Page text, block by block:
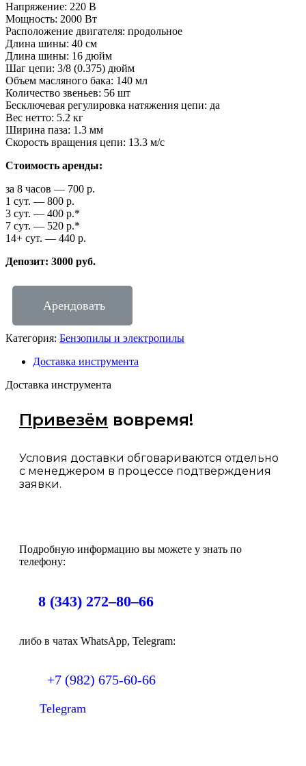
Напряжение: 220 В
Мощность: 2000 Вт
Расположение двигателя: продольное
Длина шины: 40 см
Длина шины: 16 дюйм
Шаг цепи: 3/8 (0.375) дюйм
Объем масляного бака: 140 мл
Количество звеньев: 56 шт
Бесключевая регулировка натяжения цепи: да
Вес нетто: 5.2 кг
Ширина паза: 1.3 мм
Скорость вращения цепи: 13.3 м/с
Стоимость аренды:
за 8 часов — 700 р.
1 сут. — 800 р.
3 сут. — 400 р.*
7 сут. — 520 р.*
14+ сут. — 440 р.
Депозит: 3000 руб.
Арендовать
Категория: Бензопилы и электропилы
Доставка инструмента
Доставка инструмента
Привезём вовремя!
Условия доставки обговариваются отдельно
с менеджером в процессе подтверждения
заявки.
Подробную информацию вы можете у знать по
телефону:
8 (343) 272–80–66
либо в чатах WhatsApp, Telegram:
+7 (982) 675-60-66
Telegram